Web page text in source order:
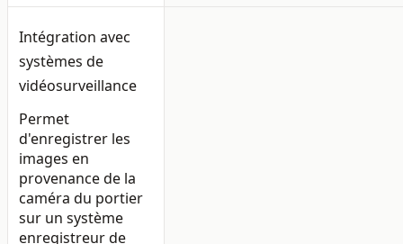
Intégration avec
systèmes de
vidéosurveillance
Permet
d'enregistrer les
images en
provenance de la
caméra du portier
sur un système
enregistreur de